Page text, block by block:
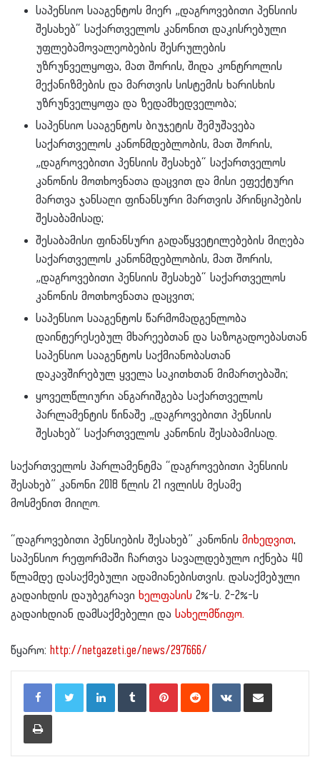
საპენსიო სააგენტოს მიერ „დაგროვებითი პენსიის
შესახებ“ საქართველოს კანონით დაკისრებული
უფლებამოვალეობების შესრულების
უზრუნველყოფა, მათ შორის, შიდა კონტროლის
მექანიზმების და მართვის სისტემის ხარისხის
უზრუნველყოფა და ზედამხედველობა;
საპენსიო სააგენტოს ბიუჯეტის შემუშავება
საქართველოს კანონმდებლობის, მათ შორის,
„დაგროვებითი პენსიის შესახებ“ საქართველოს
კანონის მოთხოვნათა დაცვით და მისი ეფექტური
მართვა ჯანსაღი ფინანსური მართვის პრინციპების
შესაბამისად;
შესაბამისი ფინანსური გადაწყვეტილებების მიღება
საქართველოს კანონმდებლობის, მათ შორის,
„დაგროვებითი პენსიის შესახებ“ საქართველოს
კანონის მოთხოვნათა დაცვით;
საპენსიო სააგენტოს წარმომადგენლობა
დაინტერესებულ მხარეებთან და საზოგადოებასთან
საპენსიო სააგენტოს საქმიანობასთან
დაკავშირებულ ყველა საკითხთან მიმართებაში;
ყოველწლიური ანგარიშგება საქართველოს
პარლამენტის წინაშე „დაგროვებითი პენსიის
შესახებ“ საქართველოს კანონის შესაბამისად.
საქართველოს პარლამენტმა “დაგროვებითი პენსიის
შესახებ” კანონი 2018 წლის 21 ივლისს მესამე
მოსმენით მიიღო.
“დაგროვებითი პენსიების შესახებ” კანონის მიხედვით,
საპენსიო რეფორმაში ჩართვა სავალდებულო იქნება 40
წლამდე დასაქმებული ადამიანებისთვის. დასაქმებული
გადაიხდის დაუბეგრავი ხელფასის 2%-ს. 2-2%-ს
გადაიხდიან დამსაქმებელი და სახელმწიფო.
წყარო: http://netgazeti.ge/news/297666/
LinkedInTumblr PinterestReddit VKontakteShare via Email
Print